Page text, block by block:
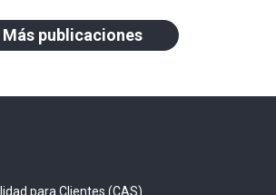
Más publicaciones
para Clientes (CAS)